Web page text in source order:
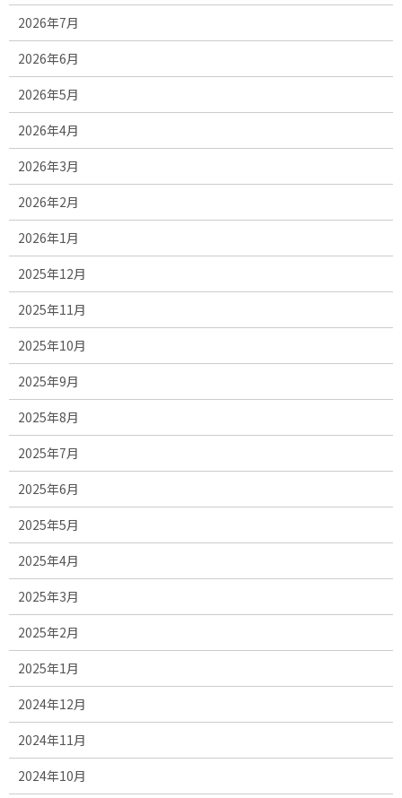
2026年7月
2026年6月
2026年5月
2026年4月
2026年3月
2026年2月
2026年1月
2025年12月
2025年11月
2025年10月
2025年9月
2025年8月
2025年7月
2025年6月
2025年5月
2025年4月
2025年3月
2025年2月
2025年1月
2024年12月
2024年11月
2024年10月